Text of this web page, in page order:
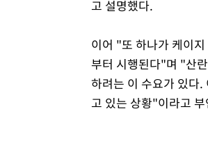
고 설명했다.
이어 "또 하나가 케이
부터 시행된다"며 "산
하려는 이 수요가 있다
고 있는 상황"이라고